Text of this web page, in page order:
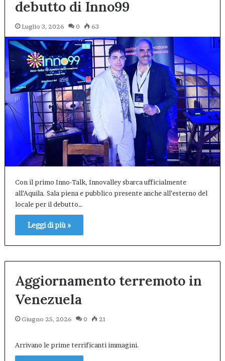
debutto di Inno99
Luglio 3, 2026 0 63
Con il primo Inno-Talk, Innovalley sbarca ufficialmente
all’Aquila. Sala piena e pubblico presente anche all’esterno del
locale per il debutto…
Leggi di più »
Aggiornamento terremoto in
Venezuela
Giugno 25, 2026 0 21
Arrivano le prime terrificanti immagini.